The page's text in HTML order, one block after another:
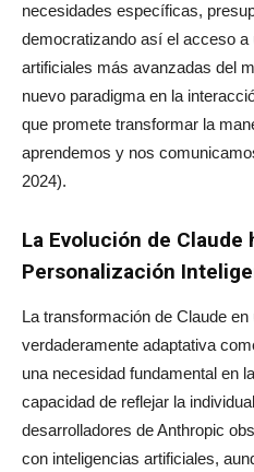
necesidades específicas,
democratizando así el acceso a
artificiales más avanzadas del
nuevo paradigma en la
que promete transformar la
aprendemos y nos
2024).
La Evolución de Claude
Personalización
La transformación de Claude
verdaderamente adaptativa
una necesidad fundamental en
capacidad de reflejar la
desarrolladores de Anthropic
con inteligencias artificiales,